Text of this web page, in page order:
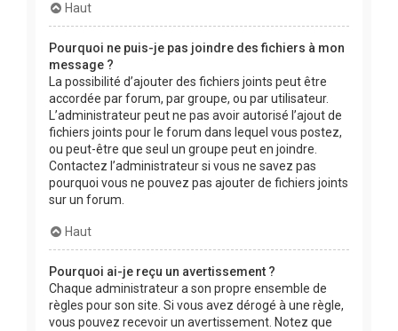
Haut
Pourquoi ne puis-je pas joindre des fichiers à mon
message ?
La possibilité d’ajouter des fichiers joints peut être
accordée par forum, par groupe, ou par utilisateur.
L’administrateur peut ne pas avoir autorisé l’ajout de
fichiers joints pour le forum dans lequel vous postez,
ou peut-être que seul un groupe peut en joindre.
Contactez l’administrateur si vous ne savez pas
pourquoi vous ne pouvez pas ajouter de fichiers joints
sur un forum.
Haut
Pourquoi ai-je reçu un avertissement ?
Chaque administrateur a son propre ensemble de
règles pour son site. Si vous avez dérogé à une règle,
vous pouvez recevoir un avertissement. Notez que